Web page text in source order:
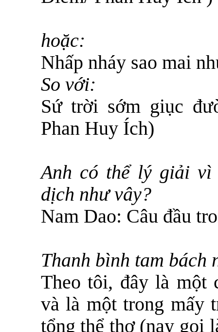
hoặc:
Nhấp nháy sao mai
So với:
Sứ trời sớm giục
Phan Huy Ích)
Anh có thể lý giải vì
dịch như vây?
Nam Dao: Câu đầu
Thanh bình tam bách
Theo tôi, đây là một
và là một trong mấy
tổng thể thơ (nay gọi